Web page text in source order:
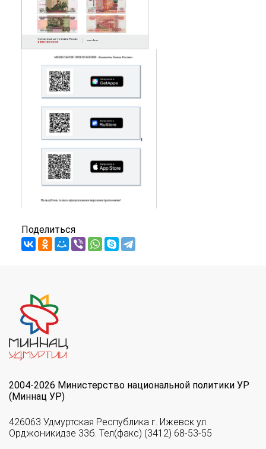
Поделиться
2004-2026 Министерство национальной политики УР
(Миннац УР)
426063 Удмуртская Республика г. Ижевск ул.
Орджоникидзе 33б. Тел(факс) (3412) 68-53-55